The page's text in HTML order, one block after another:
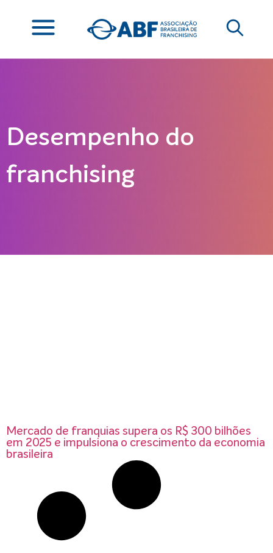
Desempenho do
franchising
Mercado de franquias supera os R$ 300 bilhões
em 2025 e impulsiona o crescimento da economia
brasileira